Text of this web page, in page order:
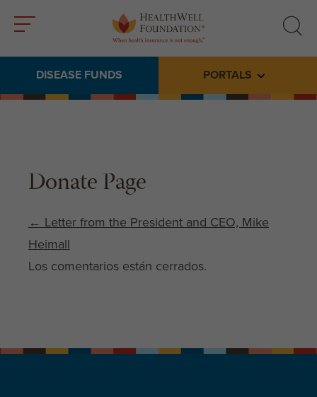
search
DISEASE FUNDS PORTALS Toggle
Donate Page
Post navigation
← Letter from the President and CEO, Mike
Heimall
Los comentarios están cerrados.